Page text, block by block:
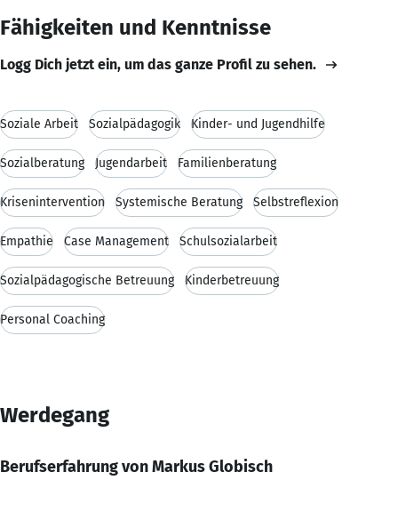
Fähigkeiten und Kenntnisse
Logg Dich jetzt ein, um das ganze Profil zu sehen.
Soziale Arbeit Sozialpädagogik Kinder- und Jugendhilfe
Sozialberatung Jugendarbeit Familienberatung
Krisenintervention Systemische Beratung Selbstreflexion
Empathie Case Management Schulsozialarbeit
Sozialpädagogische Betreuung Kinderbetreuung
Personal Coaching
Werdegang
Berufserfahrung von Markus Globisch